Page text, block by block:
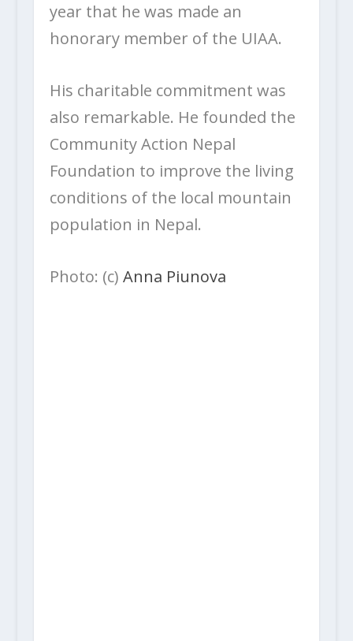
year that he was made an
honorary member of the UIAA.
His charitable commitment was
also remarkable. He founded the
Community Action Nepal
Foundation to improve the living
conditions of the local mountain
population in Nepal.
Photo: (c) Anna Piunova